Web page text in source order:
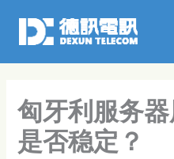
容
匈牙利服务
是否稳定？